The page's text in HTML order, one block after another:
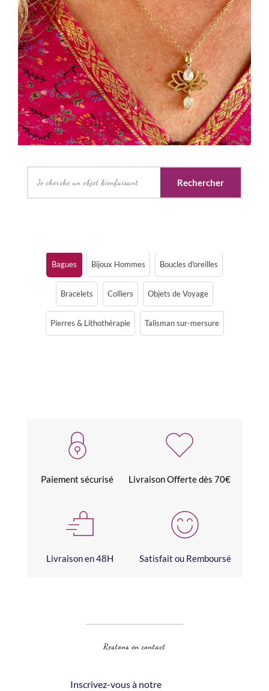
Rechercher
Bagues Bijoux Hommes Boucles d'oreilles
Bracelets Colliers Objets de Voyage
Pierres & Lithothérapie Talisman sur-mersure
Paiement sécurisé Livraison Offerte dès 70€
Livraison en 48H Satisfait ou Remboursé
Restons en contact
Inscrivez-vous à notre